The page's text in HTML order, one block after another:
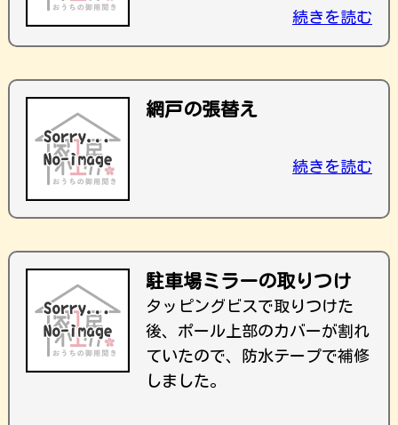
続きを読む
網戸の張替え
続きを読む
駐車場ミラーの取りつけ
タッピングビスで取りつけた
後、ポール上部のカバーが割れ
ていたので、防水テープで補修
しました。